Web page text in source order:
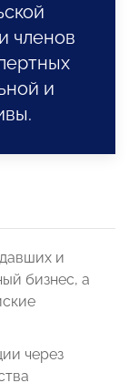
членов
и
и
бизнес, а
через